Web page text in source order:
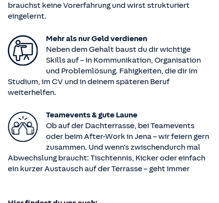
brauchst keine Vorerfahrung und wirst strukturiert
eingelernt.
Mehr als nur Geld verdienen
Neben dem Gehalt baust du dir wichtige
Skills auf – in Kommunikation, Organisation
und Problemlösung. Fähigkeiten, die dir im
Studium, im CV und in deinem späteren Beruf
weiterhelfen.
Teamevents & gute Laune
Ob auf der Dachterrasse, bei Teamevents
oder beim After-Work in Jena – wir feiern gern
zusammen. Und wenn’s zwischendurch mal
Abwechslung braucht: Tischtennis, Kicker oder einfach
ein kurzer Austausch auf der Terrasse – geht immer